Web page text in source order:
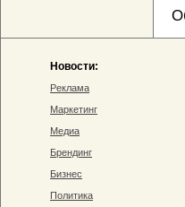
Новости:
Реклама
Маркетинг
Медиа
Брендинг
Бизнес
Политика